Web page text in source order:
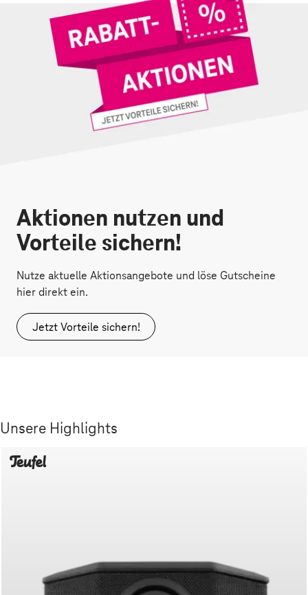
Aktionen nutzen und
Vorteile sichern!
Nutze aktuelle Aktionsangebote und löse Gutscheine
hier direkt ein.
Jetzt Vorteile sichern!
Unsere Highlights